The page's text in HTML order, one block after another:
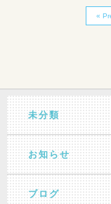
«
未分類
お知らせ
ブログ